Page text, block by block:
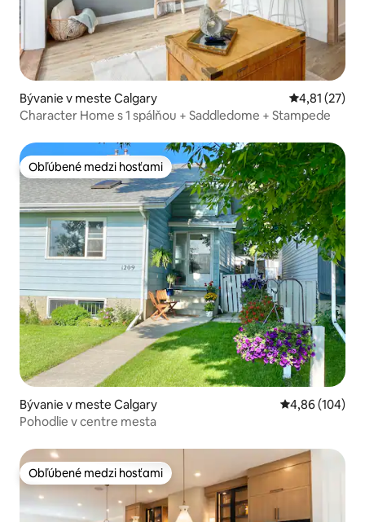
Bývanie v meste Calgary Priemerné
4,81 (27)
Character Home s 1 spálňou + Saddledome + Stampede
Obľúbené medzi hosťami
Obľúbené medzi hosťami
Bývanie v meste Calgary Priemerné
4,86 (104)
Pohodlie v centre mesta
Obľúbené medzi hosťami
Obľúbené medzi hosťami